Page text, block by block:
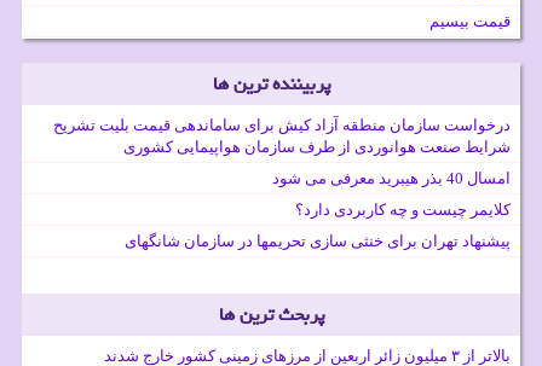
قیمت بیسیم
پربیننده ترین ها
درخواست سازمان منطقه آزاد کیش برای ساماندهی قیمت بلیت تشریح
شرایط صنعت هوانوردی از طرف سازمان هواپیمایی کشوری
امسال 40 بذر هیبرید معرفی می شود
کلایمر چیست و چه کاربردی دارد؟
پیشنهاد تهران برای خنثی سازی تحریمها در سازمان شانگهای
پربحث ترین ها
بالاتر از ۳ میلیون زائر اربعین از مرزهای زمینی کشور خارج شدند